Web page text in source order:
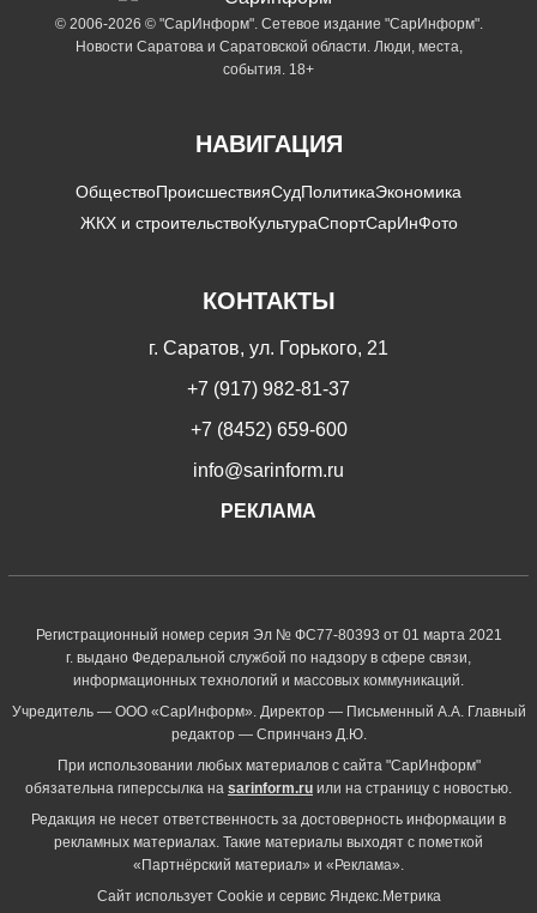
© 2006-2026 © "СарИнформ". Сетевое издание "СарИнформ".
Новости Саратова и Саратовской области. Люди, места,
события. 18+
НАВИГАЦИЯ
ОбществоПроисшествияСудПолитикаЭкономика
ЖКХ и строительствоКультураСпортСарИнФото
КОНТАКТЫ
г. Саратов, ул. Горького, 21
+7 (917) 982-81-37
+7 (8452) 659-600
info@sarinform.ru
РЕКЛАМА
Регистрационный номер серия Эл № ФС77-80393 от 01 марта 2021
г. выдано Федеральной службой по надзору в сфере связи,
информационных технологий и массовых коммуникаций.
Учредитель — ООО «СарИнформ». Директор — Письменный А.А. Главный
редактор — Спринчанэ Д.Ю.
При использовании любых материалов с сайта "СарИнформ"
обязательна гиперссылка на sarinform.ru или на страницу с новостью.
Редакция не несет ответственность за достоверность информации в
рекламных материалах. Такие материалы выходят с пометкой
«Партнёрский материал» и «Реклама».
Сайт использует Cookie и сервиc Яндекс.Метрика